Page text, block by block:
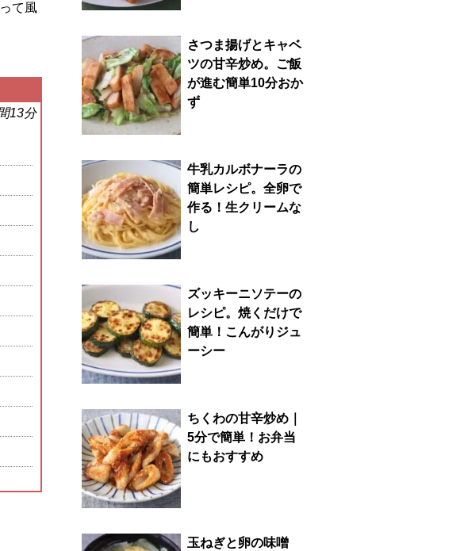
て風
13分
さつま揚げとキャベ
ツの甘辛炒め。ご飯
が進む簡単10分おか
ず
牛乳カルボナーラの
簡単レシピ。全卵で
作る！生クリームな
し
ズッキーニソテーの
レシピ。焼くだけで
簡単！こんがりジュ
ーシー
ちくわの甘辛炒め｜
5分で簡単！お弁当
にもおすすめ
玉ねぎと卵の味噌